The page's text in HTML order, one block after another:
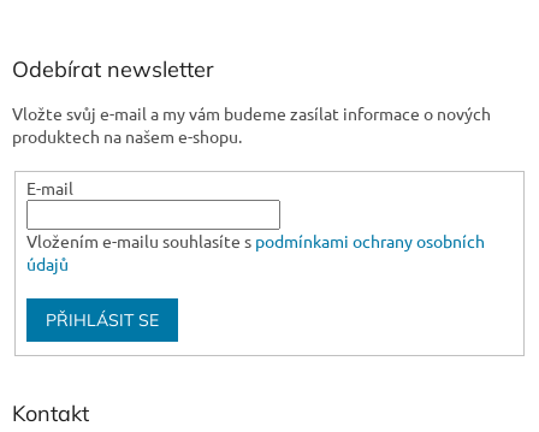
Odebírat newsletter
Vložte svůj e-mail a my vám budeme zasílat informace o nových
produktech na našem e-shopu.
E-mail
Vložením e-mailu souhlasíte s podmínkami ochrany osobních
údajů
PŘIHLÁSIT SE
Kontakt